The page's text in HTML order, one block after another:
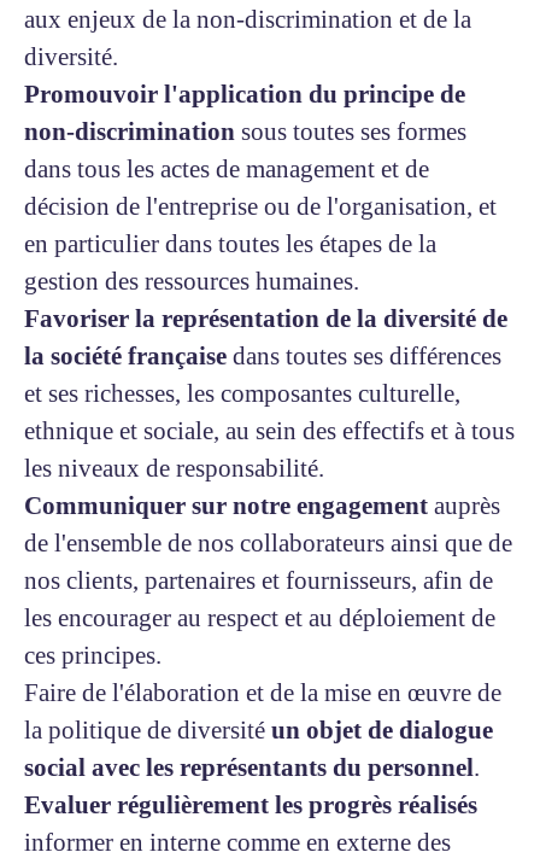
aux enjeux de la non-discrimination et de la
diversité.
Promouvoir l'application du principe de
non-discrimination sous toutes ses formes
dans tous les actes de management et de
décision de l'entreprise ou de l'organisation, et
en particulier dans toutes les étapes de la
gestion des ressources humaines.
Favoriser la représentation de la diversité de
la société française dans toutes ses différences
et ses richesses, les composantes culturelle,
ethnique et sociale, au sein des effectifs et à tous
les niveaux de responsabilité.
Communiquer sur notre engagement auprès
de l'ensemble de nos collaborateurs ainsi que de
nos clients, partenaires et fournisseurs, afin de
les encourager au respect et au déploiement de
ces principes.
Faire de l'élaboration et de la mise en œuvre de
la politique de diversité un objet de dialogue
social avec les représentants du personnel.
Evaluer régulièrement les progrès réalisés
informer en interne comme en externe des